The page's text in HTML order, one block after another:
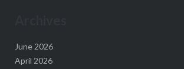
June 2026
April 2026